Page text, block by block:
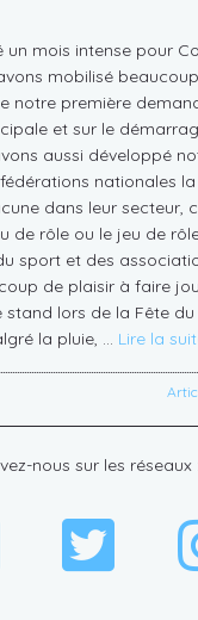
un mois intense pour
mobilisé
notre première
et sur le
aussi développé
nationales la
dans leur secteur,
de rôle ou le jeu de
sport et des
de plaisir à faire
stand lors de la Fête
la pluie, … Lire la
nous sur les réseaux :